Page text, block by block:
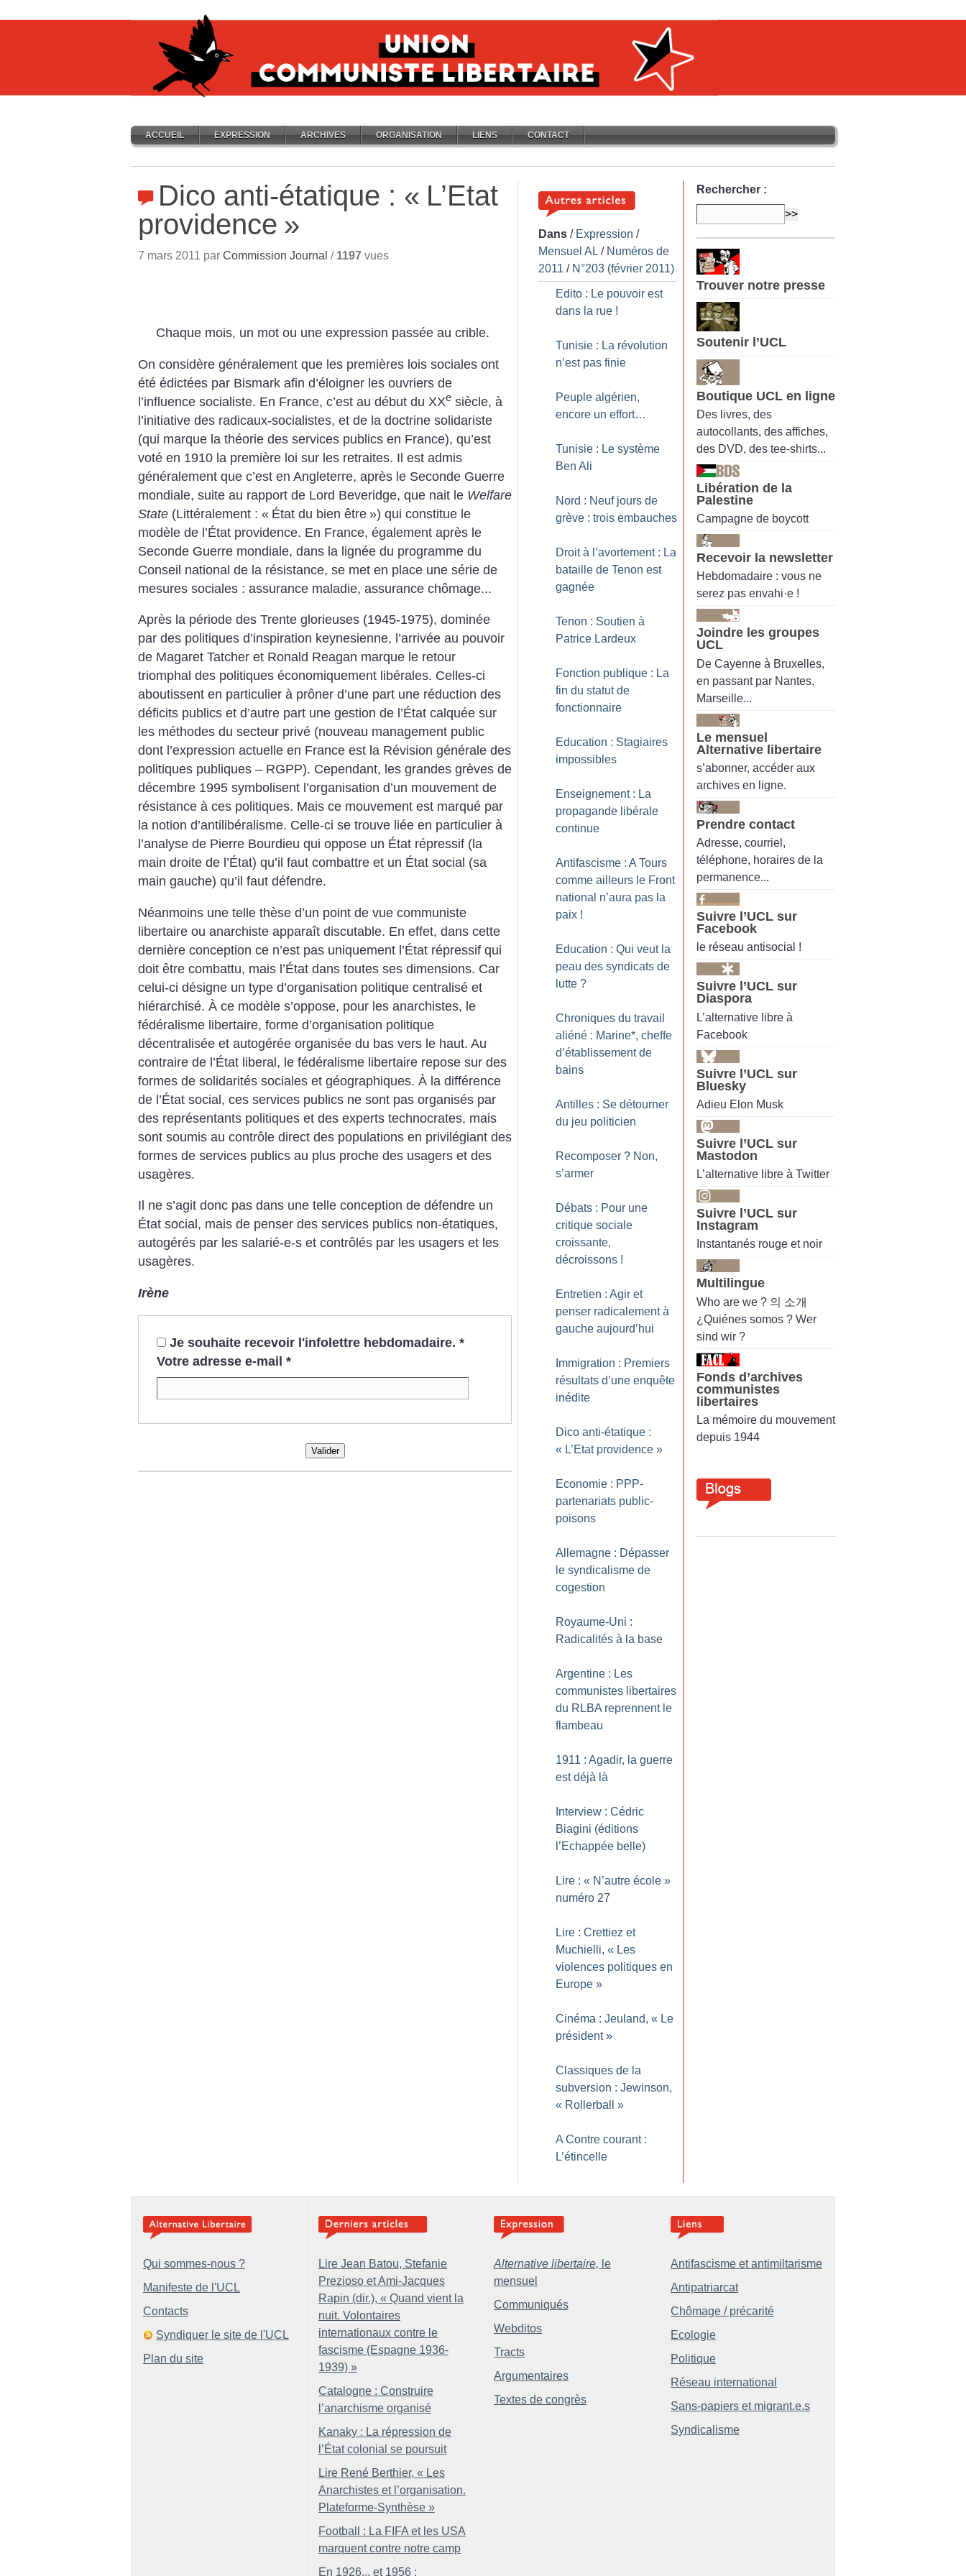
ACCUEIL EXPRESSION ARCHIVES ORGANISATION LIENS CONTACT
Dico anti-étatique : « L’Etat
providence »
7 mars 2011 par Commission Journal / 1197 vues
Chaque mois, un mot ou une expression passée au crible.
On considère généralement que les premières lois sociales ont
été édictées par Bismark afin d’éloigner les ouvriers de
l’influence socialiste. En France, c’est au début du XXe siècle, à
l’initiative des radicaux-socialistes, et de la doctrine solidariste
(qui marque la théorie des services publics en France), qu’est
voté en 1910 la première loi sur les retraites. Il est admis
généralement que c’est en Angleterre, après le Seconde Guerre
mondiale, suite au rapport de Lord Beveridge, que nait le Welfare
State (Littéralement : « État du bien être ») qui constitue le
modèle de l’État providence. En France, également après le
Seconde Guerre mondiale, dans la lignée du programme du
Conseil national de la résistance, se met en place une série de
mesures sociales : assurance maladie, assurance chômage...
Après la période des Trente glorieuses (1945-1975), dominée
par des politiques d’inspiration keynesienne, l’arrivée au pouvoir
de Magaret Tatcher et Ronald Reagan marque le retour
triomphal des politiques économiquement libérales. Celles-ci
aboutissent en particulier à prôner d’une part une réduction des
déficits publics et d’autre part une gestion de l’État calquée sur
les méthodes du secteur privé (nouveau management public
dont l’expression actuelle en France est la Révision générale des
politiques publiques – RGPP). Cependant, les grandes grèves de
décembre 1995 symbolisent l’organisation d’un mouvement de
résistance à ces politiques. Mais ce mouvement est marqué par
la notion d’antilibéralisme. Celle-ci se trouve liée en particulier à
l’analyse de Pierre Bourdieu qui oppose un État répressif (la
main droite de l’État) qu’il faut combattre et un État social (sa
main gauche) qu’il faut défendre.
Néanmoins une telle thèse d’un point de vue communiste
libertaire ou anarchiste apparaît discutable. En effet, dans cette
dernière conception ce n’est pas uniquement l’État répressif qui
doit être combattu, mais l’État dans toutes ses dimensions. Car
celui-ci désigne un type d’organisation politique centralisé et
hiérarchisé. À ce modèle s’oppose, pour les anarchistes, le
fédéralisme libertaire, forme d’organisation politique
décentralisée et autogérée organisée du bas vers le haut. Au
contraire de l’État liberal, le fédéralisme libertaire repose sur des
formes de solidarités sociales et géographiques. À la différence
de l’État social, ces services publics ne sont pas organisés par
des représentants politiques et des experts technocrates, mais
sont soumis au contrôle direct des populations en privilégiant des
formes de services publics au plus proche des usagers et des
usagères.
Il ne s’agit donc pas dans une telle conception de défendre un
État social, mais de penser des services publics non-étatiques,
autogérés par les salarié-e-s et contrôlés par les usagers et les
usagères.
Irène
Je souhaite recevoir l'infolettre hebdomadaire. *
Votre adresse e-mail *
Valider
Dans / Expression /
Mensuel AL / Numéros de
2011 / N°203 (février 2011)
Edito : Le pouvoir est
dans la rue !
Tunisie : La révolution
n’est pas finie
Peuple algérien,
encore un effort…
Tunisie : Le système
Ben Ali
Nord : Neuf jours de
grève : trois embauches
Droit à l’avortement : La
bataille de Tenon est
gagnée
Tenon : Soutien à
Patrice Lardeux
Fonction publique : La
fin du statut de
fonctionnaire
Education : Stagiaires
impossibles
Enseignement : La
propagande libérale
continue
Antifascisme : A Tours
comme ailleurs le Front
national n’aura pas la
paix !
Education : Qui veut la
peau des syndicats de
lutte ?
Chroniques du travail
aliéné : Marine*, cheffe
d’établissement de
bains
Antilles : Se détourner
du jeu politicien
Recomposer ? Non,
s’armer
Débats : Pour une
critique sociale
croissante,
décroissons !
Entretien : Agir et
penser radicalement à
gauche aujourd’hui
Immigration : Premiers
résultats d’une enquête
inédite
Dico anti-étatique :
« L’Etat providence »
Economie : PPP-
partenariats public-
poisons
Allemagne : Dépasser
le syndicalisme de
cogestion
Royaume-Uni :
Radicalités à la base
Argentine : Les
communistes libertaires
du RLBA reprennent le
flambeau
1911 : Agadir, la guerre
est déjà là
Interview : Cédric
Biagini (éditions
l’Echappée belle)
Lire : « N’autre école »
numéro 27
Lire : Crettiez et
Muchielli, « Les
violences politiques en
Europe »
Cinéma : Jeuland, « Le
président »
Classiques de la
subversion : Jewinson,
« Rollerball »
A Contre courant :
L’étincelle
Rechercher :
Trouver notre presse
Soutenir l’UCL
Boutique UCL en ligne
Des livres, des
autocollants, des affiches,
des DVD, des tee-shirts...
Libération de la
Palestine
Campagne de boycott
Recevoir la newsletter
Hebdomadaire : vous ne
serez pas envahi·e !
Joindre les groupes
UCL
De Cayenne à Bruxelles,
en passant par Nantes,
Marseille...
Le mensuel
Alternative libertaire
s’abonner, accéder aux
archives en ligne.
Prendre contact
Adresse, courriel,
téléphone, horaires de la
permanence...
Suivre l’UCL sur
Facebook
le réseau antisocial !
Suivre l’UCL sur
Diaspora
L’alternative libre à
Facebook
Suivre l’UCL sur
Bluesky
Adieu Elon Musk
Suivre l’UCL sur
Mastodon
L’alternative libre à Twitter
Suivre l’UCL sur
Instagram
Instantanés rouge et noir
Multilingue
Who are we ? 의 소개
¿Quiénes somos ? Wer
sind wir ?
Fonds d’archives
communistes
libertaires
La mémoire du mouvement
depuis 1944
Qui sommes-nous ?
Manifeste de l'UCL
Contacts
Syndiquer le site de l'UCL
Plan du site
Lire Jean Batou, Stefanie
Prezioso et Ami-Jacques
Rapin (dir.), « Quand vient la
nuit. Volontaires
internationaux contre le
fascisme (Espagne 1936-
1939) »
Catalogne : Construire
l’anarchisme organisé
Kanaky : La répression de
l’État colonial se poursuit
Lire René Berthier, « Les
Anarchistes et l’organisation.
Plateforme-Synthèse »
Football : La FIFA et les USA
marquent contre notre camp
En 1926... et 1956 :
Alternative libertaire, le
mensuel
Communiqués
Webditos
Tracts
Argumentaires
Textes de congrès
Antifascisme et antimiltarisme
Antipatriarcat
Chômage / précarité
Ecologie
Politique
Réseau international
Sans-papiers et migrant.e.s
Syndicalisme